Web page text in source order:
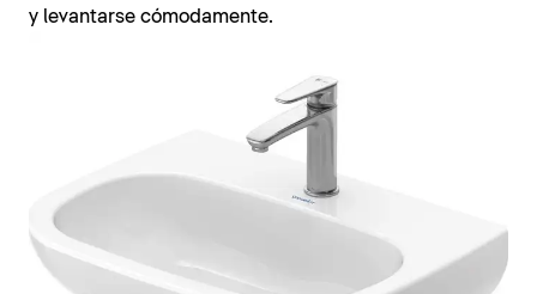
y levantarse cómodamente.